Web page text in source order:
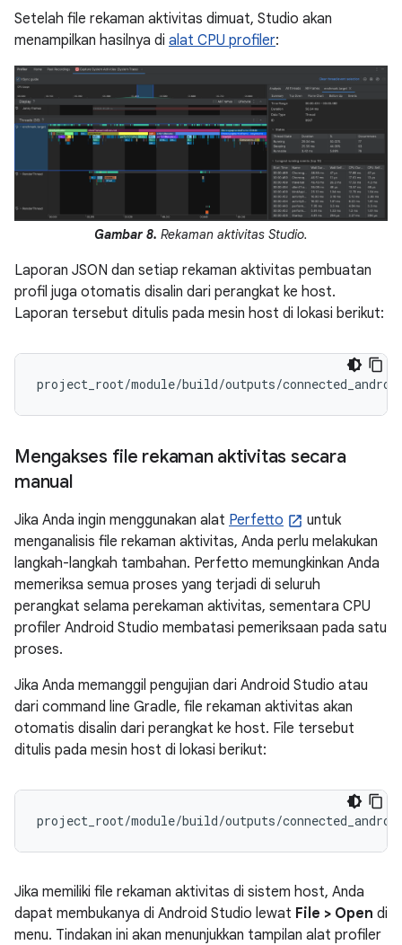
Setelah file rekaman aktivitas dimuat, Studio akan
menampilkan hasilnya di alat CPU profiler:
Gambar 8. Rekaman aktivitas Studio.
Laporan JSON dan setiap rekaman aktivitas pembuatan
profil juga otomatis disalin dari perangkat ke host.
Laporan tersebut ditulis pada mesin host di lokasi berikut:
Mengakses file rekaman aktivitas secara
manual
Jika Anda ingin menggunakan alat Perfetto
untuk
menganalisis file rekaman aktivitas, Anda perlu melakukan
langkah-langkah tambahan. Perfetto memungkinkan Anda
memeriksa semua proses yang terjadi di seluruh
perangkat selama perekaman aktivitas, sementara CPU
profiler Android Studio membatasi pemeriksaan pada satu
proses.
Jika Anda memanggil pengujian dari Android Studio atau
dari command line Gradle, file rekaman aktivitas akan
otomatis disalin dari perangkat ke host. File tersebut
ditulis pada mesin host di lokasi berikut:
Jika memiliki file rekaman aktivitas di sistem host, Anda
dapat membukanya di Android Studio lewat File > Open di
menu. Tindakan ini akan menunjukkan tampilan alat profiler